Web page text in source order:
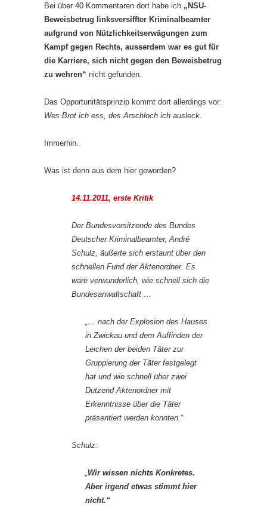
Bei über 40 Kommentaren dort habe ich „NSU-
Beweisbetrug linksversiffter Kriminalbeamter
aufgrund von Nützlichkeitserwägungen zum
Kampf gegen Rechts, ausserdem war es gut für
die Karriere, sich nicht gegen den Beweisbetrug
zu wehren“ nicht gefunden.
Das Opportunitätsprinzip kommt dort allerdings vor:
Wes Brot ich ess, des Arschloch ich ausleck.
Immerhin.
Was ist denn aus dem hier geworden?
14.11.2011, erste Kritik
Der Bundesvorsitzende des Bundes
Deutscher Kriminalbeamter, André
Schulz, äußerte sich erstaunt über den
schnellen Fund der Aktenordner. Es
wäre verwunderlich, wie schnell sich die
Bundesanwaltschaft …
„… nach der Explosion des Hauses
in Zwickau und dem Auffinden der
Leichen der beiden Täter zur
Gruppierung der Täter festgelegt
hat und wie schnell über zwei
Dutzend Aktenordner mit
Erkenntnisse über die Täter
präsentiert werden konnten.“
Schulz:
Wir wissen nichts Konkretes.
Aber irgend etwas stimmt hier
nicht.“